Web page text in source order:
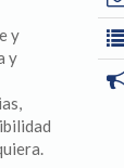
y
y